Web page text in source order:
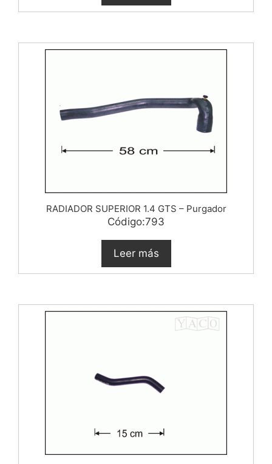
RADIADOR SUPERIOR 1.4 GTS – Purgador
Código:793
Leer más